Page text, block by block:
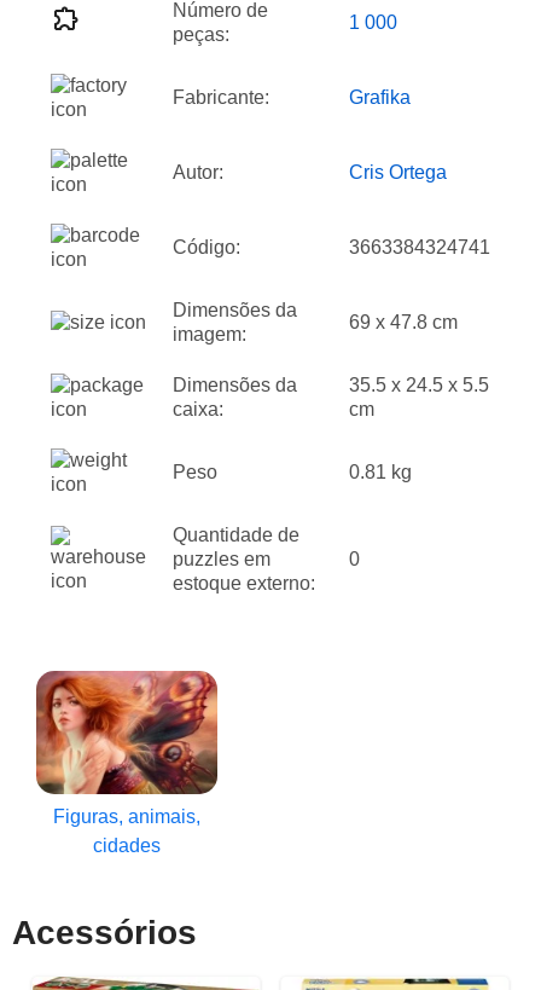
Número de
peças:
1 000
Fabricante: Grafika
Autor: Cris Ortega
Código: 3663384324741
Dimensões da
imagem:
69 x 47.8 cm
Dimensões da
caixa:
35.5 x 24.5 x 5.5
cm
Peso 0.81 kg
Quantidade de
puzzles em
estoque externo:
0
Figuras, animais,
cidades
Acessórios